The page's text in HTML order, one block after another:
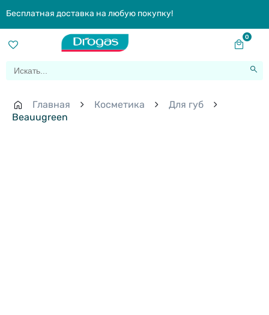
Бесплатная доставка на любую покупку!
0
Главная Косметика
Для губ
Beauugreen